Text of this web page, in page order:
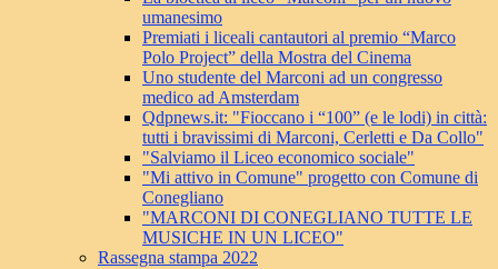
umanesimo
Premiati i liceali cantautori al premio “Marco
Polo Project” della Mostra del Cinema
Uno studente del Marconi ad un congresso
medico ad Amsterdam
Qdpnews.it: "Fioccano i “100” (e le lodi) in città:
tutti i bravissimi di Marconi, Cerletti e Da Collo"
"Salviamo il Liceo economico sociale"
"Mi attivo in Comune" progetto con Comune di
Conegliano
"MARCONI DI CONEGLIANO TUTTE LE
MUSICHE IN UN LICEO"
Rassegna stampa 2022